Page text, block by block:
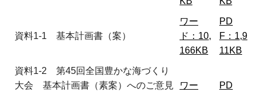
資料1-1 基本計画書（案）
ワー
ド：10,
166KB
PD
F：1,9
11KB
資料1-2 第45回全国豊かな海づくり
大会 基本計画書（素案）へのご意見
ワー PD